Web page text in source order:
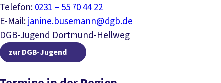
Telefon:0231 – 55 70 44 22
E-Mail:janine.busemann@dgb.de
DGB-Jugend Dortmund-Hellweg
zur DGB-Jugend zur DGB-Jugend